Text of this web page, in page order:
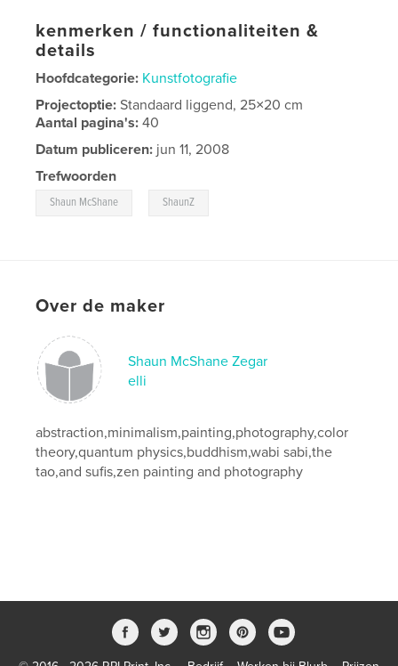
kenmerken / functionaliteiten &
details
Hoofdcategorie: Kunstfotografie
Projectoptie:Standaard liggend, 25×20 cm
Aantal pagina's:40
Datum publiceren: jun 11, 2008
Trefwoorden
Shaun McShane ShaunZ
Over de maker
Shaun McShane Zegar
elli
abstraction,minimalism,painting,photography,color
theory,quantum physics,buddhism,wabi sabi,the
tao,and sufis,zen painting and photography